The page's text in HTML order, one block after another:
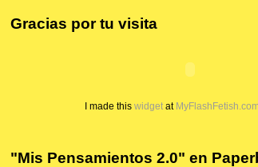
Gracias por tu visita
I made thiswidget at MyFlashFetish.com
"Mis Pensamientos 2.0" en